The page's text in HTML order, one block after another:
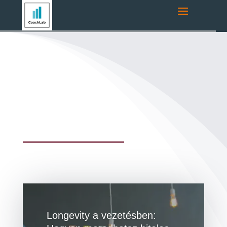
Longevity a vezetésben: